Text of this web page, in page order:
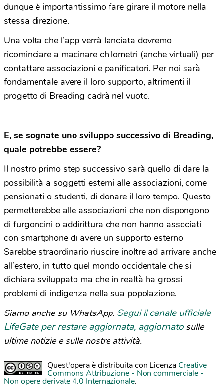
dunque è importantissimo fare girare il motore nella
stessa direzione.
Una volta che l’app verrà lanciata dovremo
ricominciare a macinare chilometri (anche virtuali) per
contattare associazioni e panificatori. Per noi sarà
fondamentale avere il loro supporto, altrimenti il
progetto di Breading cadrà nel vuoto.
E, se sognate uno sviluppo successivo di Breading,
quale potrebbe essere?
Il nostro primo step successivo sarà quello di dare la
possibilità a soggetti esterni alle associazioni, come
pensionati o studenti, di donare il loro tempo. Questo
permetterebbe alle associazioni che non dispongono
di furgoncini o addirittura che non hanno associati
con smartphone di avere un supporto esterno.
Sarebbe straordinario riuscire inoltre ad arrivare anche
all’estero, in tutto quel mondo occidentale che si
dichiara sviluppato ma che in realtà ha grossi
problemi di indigenza nella sua popolazione.
Siamo anche su WhatsApp. Segui il canale ufficiale
LifeGate per restare aggiornata, aggiornato sulle
ultime notizie e sulle nostre attività.
Quest'opera è distribuita con Licenza Creative
Commons Attribuzione - Non commerciale -
Non opere derivate 4.0 Internazionale.